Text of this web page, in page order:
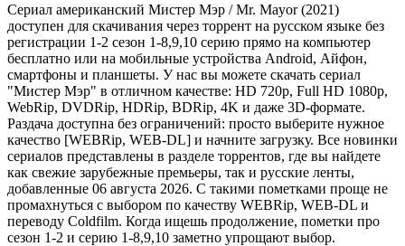
Сериал американский Мистер Мэр / Mr. Mayor (2021)
доступен для скачивания через торрент на русском языке без
регистрации 1-2 сезон 1-8,9,10 серию прямо на компьютер
бесплатно или на мобильные устройства Android, Айфон,
смартфоны и планшеты. У нас вы можете скачать сериал
"Мистер Мэр" в отличном качестве: HD 720p, Full HD 1080p,
WebRip, DVDRip, HDRip, BDRip, 4K и даже 3D-формате.
Раздача доступна без ограничений: просто выберите нужное
качество [WEBRip, WEB-DL] и начните загрузку. Все новинки
сериалов представлены в разделе торрентов, где вы найдете
как свежие зарубежные премьеры, так и русские ленты,
добавленные 06 августа 2026. С такими пометками проще не
промахнуться с выбором по качеству WEBRip, WEB-DL и
переводу Coldfilm. Когда ищешь продолжение, пометки про
сезон 1-2 и серию 1-8,9,10 заметно упрощают выбор.